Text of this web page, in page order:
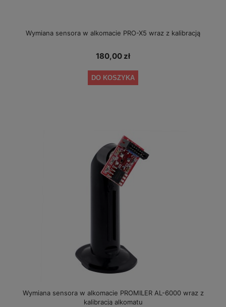
Wymiana sensora w alkomacie PRO-X5 wraz z kalibracją
180,00 zł
DO KOSZYKA
Wymiana sensora w alkomacie PROMILER AL-6000 wraz z
kalibracją alkomatu